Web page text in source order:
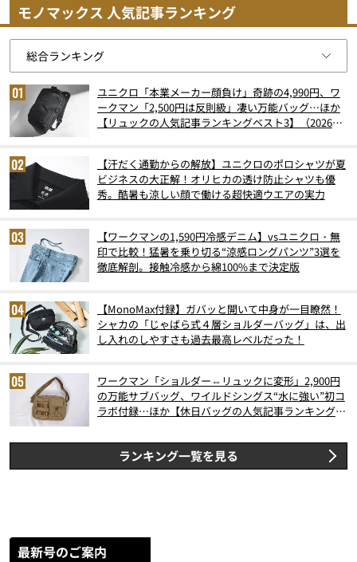
モノマックス 人気記事ランキング
ユニクロ「本業メーカー顔負け」奇跡の4,990円、ワ
ークマン「2,500円は反則級」凄い万能バッグ…ほか
【リュックの人気記事ランキングベスト3】（2026年
【汗だく通勤からの解放】ユニクロのポロシャツが夏
ビジネスの大正解！オリヒカの透け防止シャツも優
秀。酷暑も涼しい顔で働ける超快適ウエアの実力
【ワークマンの1,590円冷感デニム】vsユニクロ・無
印で比較！猛暑を乗り切る“涼感ロングパンツ”3選を
徹底解剖。接触冷感から綿100%まで決定版
【MonoMax付録】ガバッと開いて中身が一目瞭然！
シャカの「じゃばら式４層ショルダーバッグ」は、出
し入れのしやすさも過去最高レベルだった！
ワークマン「ショルダー⇔リュックに変形」2,900円
の万能サブバッグ、ワイルドシングス“水に強い”初コ
ラボ付録…ほか【休日バッグの人気記事ランキングベ
ランキング一覧を見る
最新号のご案内